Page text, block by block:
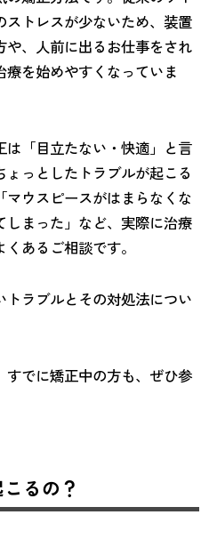
トレスが少ないため、装置
、人前に出るお仕事をされ
を始めやすくなっていま
は「目立たない・快適」と言
っとしたトラブルが起こる
マウスピースがはまらなくな
しまった」など、実際に治療
あるご相談です。
ラブルとその対処法につい
すでに矯正中の方も、ぜひ参
るの？